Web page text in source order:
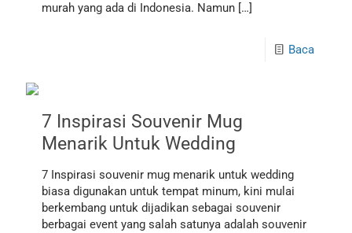
murah yang ada di Indonesia. Namun […]
Baca
7 Inspirasi Souvenir Mug
Menarik Untuk Wedding
7 Inspirasi souvenir mug menarik untuk wedding
biasa digunakan untuk tempat minum, kini mulai
berkembang untuk dijadikan sebagai souvenir
berbagai event yang salah satunya adalah souvenir